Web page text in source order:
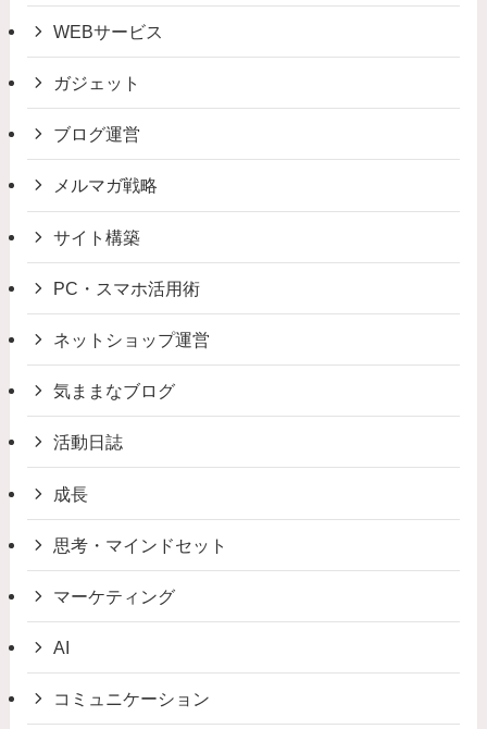
WEBサービス
ガジェット
ブログ運営
メルマガ戦略
サイト構築
PC・スマホ活用術
ネットショップ運営
気ままなブログ
活動日誌
成長
思考・マインドセット
マーケティング
AI
コミュニケーション